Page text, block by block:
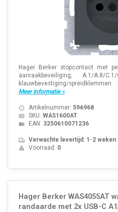
Hager Berker stopcontact met
aanraakbeveiliging, A.1/A.8/
klauwbevestiging/
Meer informatie »
Artikelnummer: 596968
SKU: WAS1600AT
EAN: 3250610071236
Verwachte levertijd: 1-2 weken
Voorraad: 0
Hager Berker WAS4055AT
randaarde met 2x USB-C